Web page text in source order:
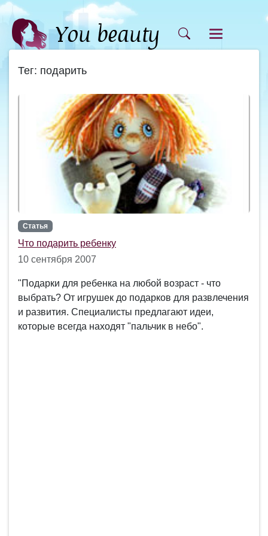
Тег: подарить
Статья
Что подарить ребенку
10 сентября 2007
"Подарки для ребенка на любой возраст - что
выбрать? От игрушек до подарков для развлечения
и развития. Специалисты предлагают идеи,
которые всегда находят "пальчик в небо".